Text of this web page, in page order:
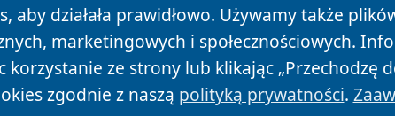
aby działała prawidłowo. Używamy także
marketingowych i społecznościowych.
ze strony lub klikając „Przechodzę
zgodnie z naszą polityką prywatności.
Autorzy Polityka Prywatności Polityka Cookies